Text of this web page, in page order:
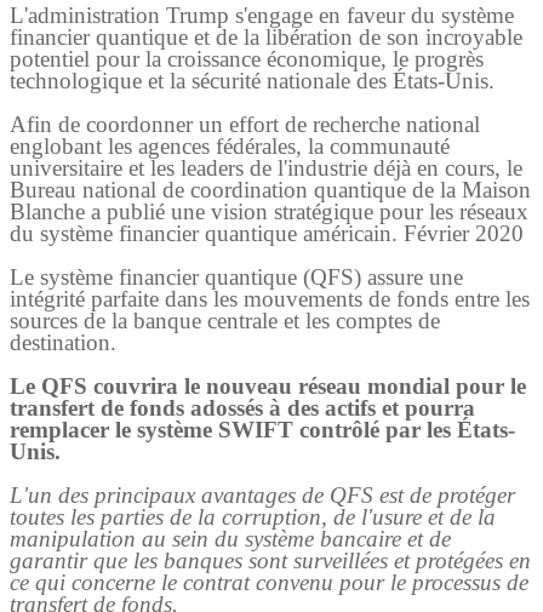
L'administration Trump s'engage en faveur du système
financier quantique et de la libération de son incroyable
potentiel pour la croissance économique, le progrès
technologique et la sécurité nationale des États-Unis.
Afin de coordonner un effort de recherche national
englobant les agences fédérales, la communauté
universitaire et les leaders de l'industrie déjà en cours, le
Bureau national de coordination quantique de la Maison
Blanche a publié une vision stratégique pour les réseaux
du système financier quantique américain. Février 2020
Le système financier quantique (QFS) assure une
intégrité parfaite dans les mouvements de fonds entre les
sources de la banque centrale et les comptes de
destination.
Le QFS couvrira le nouveau réseau mondial pour le
transfert de fonds adossés à des actifs et pourra
remplacer le système SWIFT contrôlé par les États-
Unis.
L'un des principaux avantages de QFS est de protéger
toutes les parties de la corruption, de l'usure et de la
manipulation au sein du système bancaire et de
garantir que les banques sont surveillées et protégées en
ce qui concerne le contrat convenu pour le processus de
transfert de fonds.